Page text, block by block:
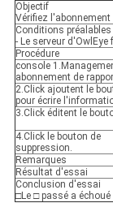
Objectif
Vérifiez l'abonnement
Conditions préalables
- Le serveur
Procédure
console
abonnement de
2.Click ajoutent le
pour écrire
3.Click éditent le
4.Click le bouton de
suppression.
Remarques
Résultat d'essai
Conclusion d'essai
□Le □ passé a échoué